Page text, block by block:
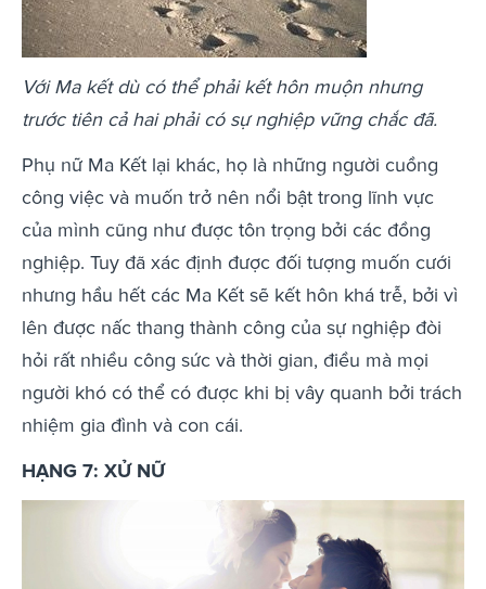
Với Ma kết dù có thể phải kết hôn muộn nhưng
trước tiên cả hai phải có sự nghiệp vững chắc đã.
Phụ nữ Ma Kết lại khác, họ là những người cuồng
công việc và muốn trở nên nổi bật trong lĩnh vực
của mình cũng như được tôn trọng bởi các đồng
nghiệp. Tuy đã xác định được đối tượng muốn cưới
nhưng hầu hết các Ma Kết sẽ kết hôn khá trễ, bởi vì
lên được nấc thang thành công của sự nghiệp đòi
hỏi rất nhiều công sức và thời gian, điều mà mọi
người khó có thể có được khi bị vây quanh bởi trách
nhiệm gia đình và con cái.
HẠNG 7: XỬ NỮ